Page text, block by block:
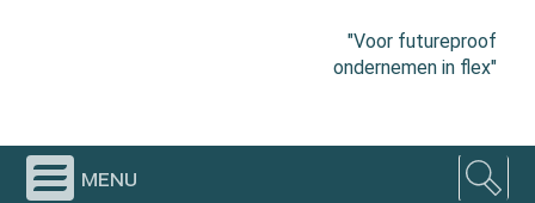
"Voor futureproof
ondernemen in flex"
menu